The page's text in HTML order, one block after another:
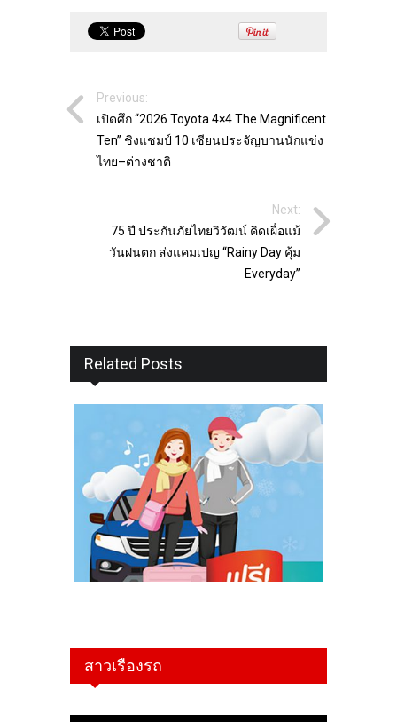
Previous:
เปิดศึก “2026 Toyota 4×4 The Magnificent
Ten” ชิงแชมป์ 10 เซียนประจัญบานนักแข่ง
ไทย–ต่างชาติ
Next:
75 ปี ประกันภัยไทยวิวัฒน์ คิดเผื่อแม้
วันฝนตก ส่งแคมเปญ “Rainy Day คุ้ม
Everyday”
Related Posts
สาวเรืองรถ